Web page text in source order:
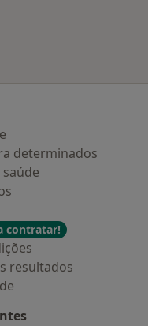
determinados
contratar!
resultados